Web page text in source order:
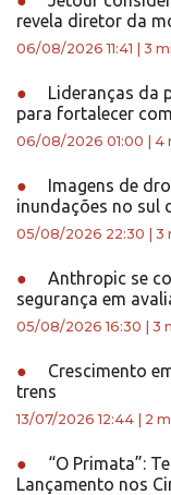
revela diretor da
06/08/2026 11:41 3
●
Lideranças da
para fortalecer
06/08/2026 01:00 4
●
Imagens de
inundações no sul
05/08/2026 22:30 3
●
Anthropic se
segurança em
05/08/2026 16:30 3
●
Crescimento
trens
13/07/2026 12:44 2
●
“O Primata”:
Lançamento nos